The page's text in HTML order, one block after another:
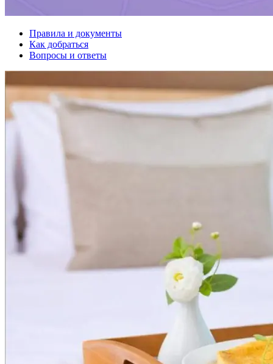
Правила и документы
Как добраться
Вопросы и ответы